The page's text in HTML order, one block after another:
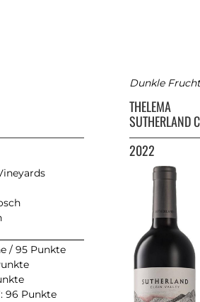
/ 95 Punkte
96 Punkte
Dunkle
THELEMA
SUTHERLAND
2022